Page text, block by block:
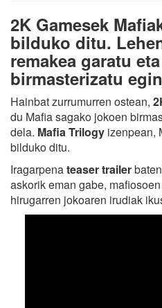
2K Gamesek
bilduko ditu.
remakea garatu
birmasterizatu
Hainbat zurrumurren ostean,
du Mafia sagako jokoen
dela. Mafia Trilogy izenpean,
bilduko ditu.
Iragarpenateasertrailer
askorik eman gabe,
hirugarren jokoaren irudiak